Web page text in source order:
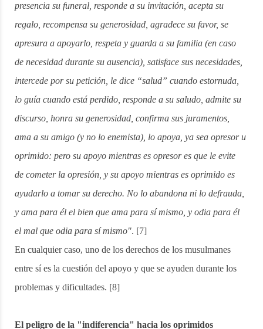
presencia su funeral, responde a su invitación, acepta su
regalo, recompensa su generosidad, agradece su favor, se
apresura a apoyarlo, respeta y guarda a su familia (en caso
de necesidad durante su ausencia), satisface sus necesidades,
intercede por su petición, le dice “salud” cuando estornuda,
lo guía cuando está perdido, responde a su saludo, admite su
discurso, honra su generosidad, confirma sus juramentos,
ama a su amigo (y no lo enemista), lo apoya, ya sea opresor u
oprimido: pero su apoyo mientras es opresor es que le evite
de cometer la opresión, y su apoyo mientras es oprimido es
ayudarlo a tomar su derecho. No lo abandona ni lo defrauda,
y ama para él el bien que ama para sí mismo, y odia para él
el mal que odia para sí mismo". [7]
En cualquier caso, uno de los derechos de los musulmanes
entre sí es la cuestión del apoyo y que se ayuden durante los
problemas y dificultades. [8]
El peligro de la "indiferencia" hacia los oprimidos